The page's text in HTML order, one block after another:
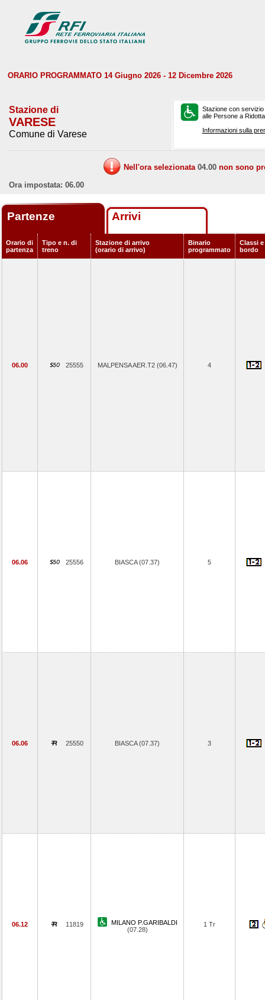
ORARIO PROGRAMMATO 14 Giugno 2026 - 12 Dicembre 2026
Stazione di
VARESE
Comune di Varese
Stazione con
alle Persone a
Informazioni sulla
Nell'ora selezionata 04.00 non sono
Ora impostata: 06.00
Partenze Arrivi
Orario di
partenza
Tipo e n. di
treno
Stazione di arrivo
(orario di arrivo)
Binario
programmato
Classi
bordo
06.00 25555 MALPENSA AER.T2 (06.47) 4
06.06 25556 BIASCA (07.37) 5
06.06 25550 BIASCA (07.37) 3
06.12 11819
MILANO P.GARIBALDI
(07.28)
1 Tr